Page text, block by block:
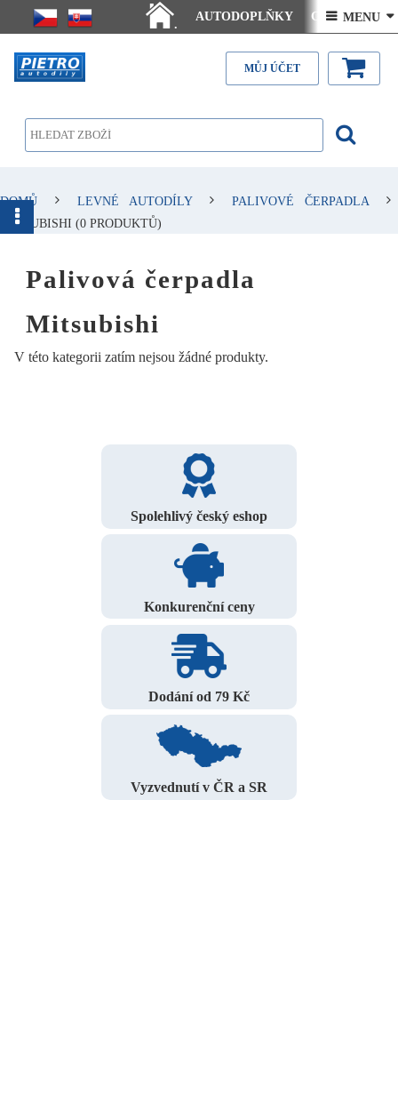
.
AUTODOPLŇKY Ceny doručení
Články - návody Kontakt
 MENU 
MŮJ ÚČET
DOMŮ LEVNÉ AUTODÍLY
PALIVOVÉ ČERPADLA
MITSUBISHI (0 PRODUKTŮ)
Palivová čerpadla
Mitsubishi
V této kategorii zatím nejsou žádné produkty.
Spolehlivý český eshop
Konkurenční ceny
Dodání od 79 Kč
Vyzvednutí v ČR a SR